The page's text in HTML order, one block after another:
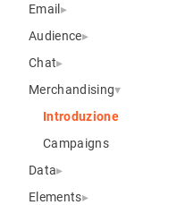
Email
Audience
Chat
Merchandising
Introduzione
Campaigns
Data
Elements